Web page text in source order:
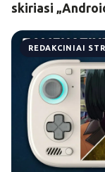
skiriasi
REDAKCINIAI